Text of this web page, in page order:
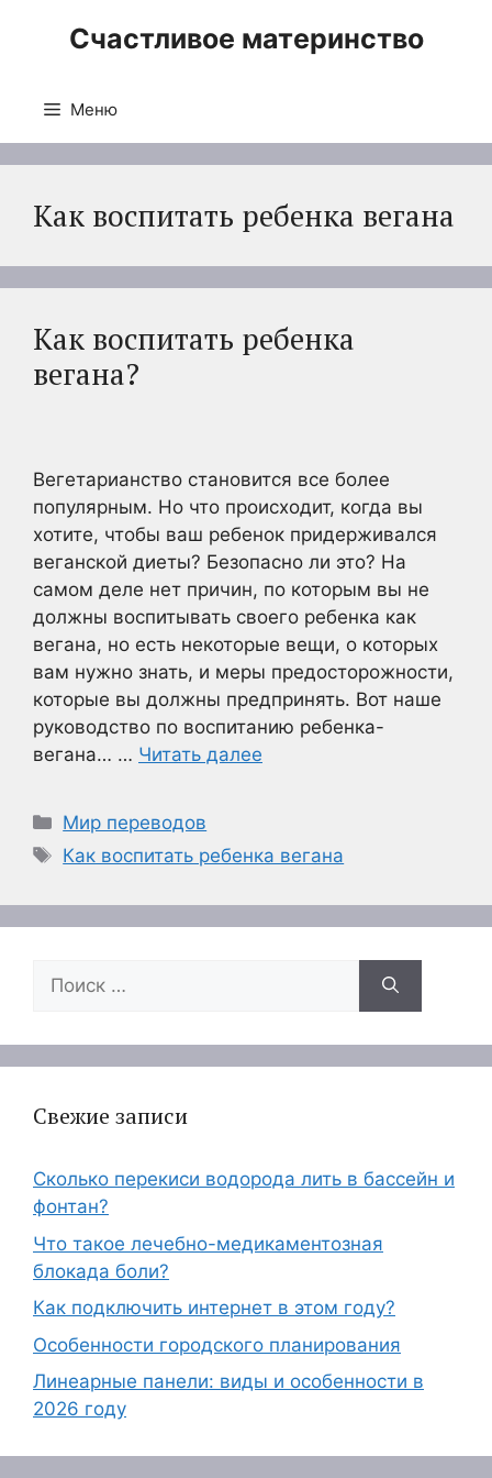
Счастливое материнство
Меню
Как воспитать ребенка вегана
Как воспитать ребенка
вегана?
Вегетарианство становится все более
популярным. Но что происходит, когда вы
хотите, чтобы ваш ребенок придерживался
веганской диеты? Безопасно ли это? На
самом деле нет причин, по которым вы не
должны воспитывать своего ребенка как
вегана, но есть некоторые вещи, о которых
вам нужно знать, и меры предосторожности,
которые вы должны предпринять. Вот наше
руководство по воспитанию ребенка-
вегана… … Читать далее
Рубрики
Мир переводов
Метки
Как воспитать ребенка вегана
Поиск:
Свежие записи
Сколько перекиси водорода лить в бассейн и
фонтан?
Что такое лечебно-медикаментозная
блокада боли?
Как подключить интернет в этом году?
Особенности городского планирования
Линеарные панели: виды и особенности в
2026 году